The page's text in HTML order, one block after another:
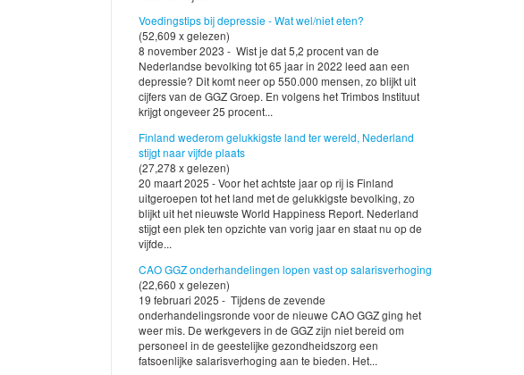
Voedingstips bij depressie - Wat wel/niet eten?
(52,609 x gelezen)
8 november 2023 - Wist je dat 5,2 procent van de
Nederlandse bevolking tot 65 jaar in 2022 leed aan een
depressie? Dit komt neer op 550.000 mensen, zo blijkt uit
cijfers van de GGZ Groep. En volgens het Trimbos Instituut
krijgt ongeveer 25 procent...
Finland wederom gelukkigste land ter wereld, Nederland
stijgt naar vijfde plaats
(27,278 x gelezen)
20 maart 2025 - Voor het achtste jaar op rij is Finland
uitgeroepen tot het land met de gelukkigste bevolking, zo
blijkt uit het nieuwste World Happiness Report. Nederland
stijgt een plek ten opzichte van vorig jaar en staat nu op de
vijfde...
CAO GGZ onderhandelingen lopen vast op salarisverhoging
(22,660 x gelezen)
19 februari 2025 - Tijdens de zevende
onderhandelingsronde voor de nieuwe CAO GGZ ging het
weer mis. De werkgevers in de GGZ zijn niet bereid om
personeel in de geestelijke gezondheidszorg een
fatsoenlijke salarisverhoging aan te bieden. Het...